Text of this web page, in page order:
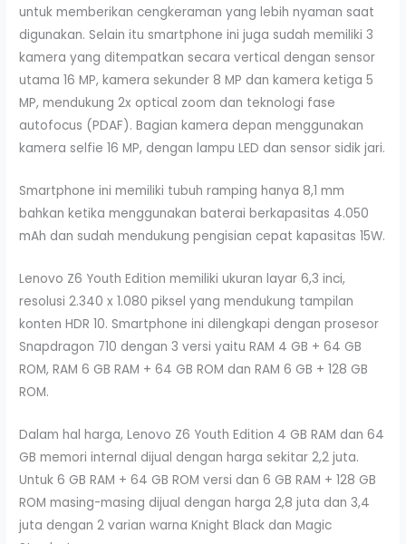
untuk memberikan cengkeraman yang lebih nyaman saat
digunakan. Selain itu smartphone ini juga sudah memiliki 3
kamera yang ditempatkan secara vertical dengan sensor
utama 16 MP, kamera sekunder 8 MP dan kamera ketiga 5
MP, mendukung 2x optical zoom dan teknologi fase
autofocus (PDAF). Bagian kamera depan menggunakan
kamera selfie 16 MP, dengan lampu LED dan sensor sidik jari.
Smartphone ini memiliki tubuh ramping hanya 8,1 mm
bahkan ketika menggunakan baterai berkapasitas 4.050
mAh dan sudah mendukung pengisian cepat kapasitas 15W.
Lenovo Z6 Youth Edition memiliki ukuran layar 6,3 inci,
resolusi 2.340 x 1.080 piksel yang mendukung tampilan
konten HDR 10. Smartphone ini dilengkapi dengan prosesor
Snapdragon 710 dengan 3 versi yaitu RAM 4 GB + 64 GB
ROM, RAM 6 GB RAM + 64 GB ROM dan RAM 6 GB + 128 GB
ROM.
Dalam hal harga, Lenovo Z6 Youth Edition 4 GB RAM dan 64
GB memori internal dijual dengan harga sekitar 2,2 juta.
Untuk 6 GB RAM + 64 GB ROM versi dan 6 GB RAM + 128 GB
ROM masing-masing dijual dengan harga 2,8 juta dan 3,4
juta dengan 2 varian warna Knight Black dan Magic